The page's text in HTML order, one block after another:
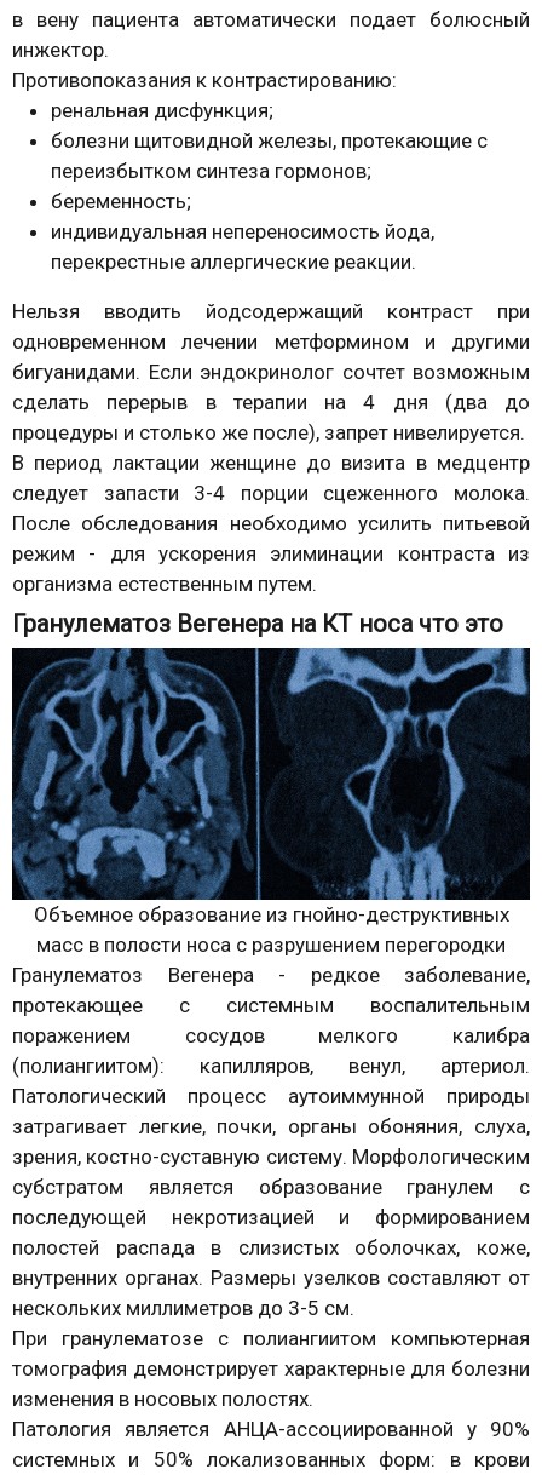
в вену пациента автоматически подает болюсный
инжектор.
Противопоказания к контрастированию:
ренальная дисфункция;
болезни щитовидной железы, протекающие с
переизбытком синтеза гормонов;
беременность;
индивидуальная непереносимость йода,
перекрестные аллергические реакции.
Нельзя вводить йодсодержащий контраст при
одновременном лечении метформином и другими
бигуанидами. Если эндокринолог сочтет возможным
сделать перерыв в терапии на 4 дня (два до
процедуры и столько же после), запрет нивелируется.
В период лактации женщине до визита в медцентр
следует запасти 3-4 порции сцеженного молока.
После обследования необходимо усилить питьевой
режим - для ускорения элиминации контраста из
организма естественным путем.
Гранулематоз Вегенера на КТ носа что это
Объемное образование из гнойно-деструктивных
масс в полости носа с разрушением перегородки
Гранулематоз Вегенера - редкое заболевание,
протекающее с системным воспалительным
поражением сосудов мелкого калибра
(полиангиитом): капилляров, венул, артериол.
Патологический процесс аутоиммунной природы
затрагивает легкие, почки, органы обоняния, слуха,
зрения, костно-суставную систему. Морфологическим
субстратом является образование гранулем с
последующей некротизацией и формированием
полостей распада в слизистых оболочках, коже,
внутренних органах. Размеры узелков составляют от
нескольких миллиметров до 3-5 см.
При гранулематозе с полиангиитом компьютерная
томография демонстрирует характерные для болезни
изменения в носовых полостях.
Патология является АНЦА-ассоциированной у 90%
системных и 50% локализованных форм: в крови